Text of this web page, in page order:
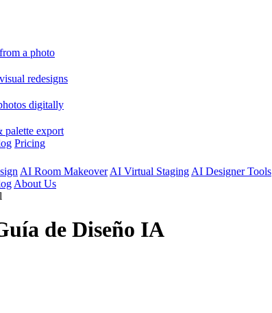
a photo
redesigns
digitally
palette export
Pricing
AI Room Makeover AI Virtual Staging AI Designer Tools
About Us
de Diseño IA